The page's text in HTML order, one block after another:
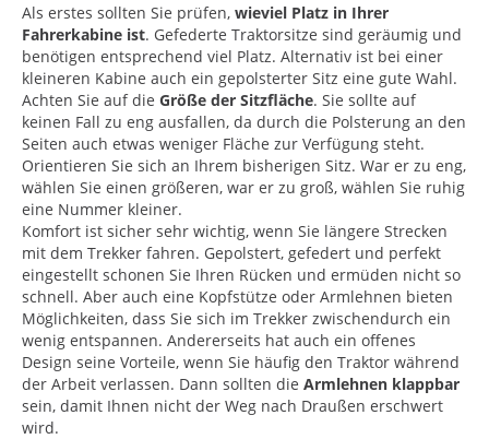
Als erstes sollten Sie prüfen, wieviel Platz in Ihrer
Fahrerkabine ist. Gefederte Traktorsitze sind geräumig und
benötigen entsprechend viel Platz. Alternativ ist bei einer
kleineren Kabine auch ein gepolsterter Sitz eine gute Wahl.
Achten Sie auf die Größe der Sitzfläche. Sie sollte auf
keinen Fall zu eng ausfallen, da durch die Polsterung an den
Seiten auch etwas weniger Fläche zur Verfügung steht.
Orientieren Sie sich an Ihrem bisherigen Sitz. War er zu eng,
wählen Sie einen größeren, war er zu groß, wählen Sie ruhig
eine Nummer kleiner.
Komfort ist sicher sehr wichtig, wenn Sie längere Strecken
mit dem Trekker fahren. Gepolstert, gefedert und perfekt
eingestellt schonen Sie Ihren Rücken und ermüden nicht so
schnell. Aber auch eine Kopfstütze oder Armlehnen bieten
Möglichkeiten, dass Sie sich im Trekker zwischendurch ein
wenig entspannen. Andererseits hat auch ein offenes
Design seine Vorteile, wenn Sie häufig den Traktor während
der Arbeit verlassen. Dann sollten die Armlehnen klappbar
sein, damit Ihnen nicht der Weg nach Draußen erschwert
wird.